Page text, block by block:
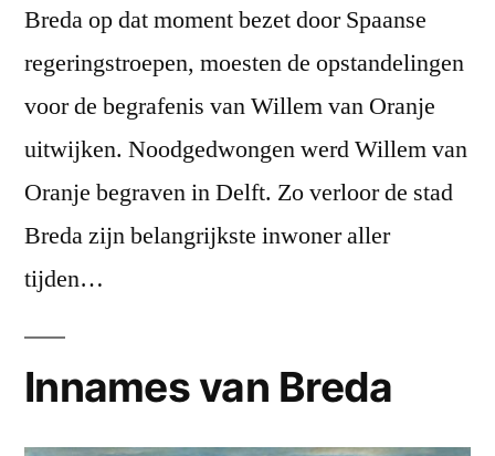
Breda op dat moment bezet door Spaanse
regeringstroepen, moesten de opstandelingen
voor de begrafenis van Willem van Oranje
uitwijken. Noodgedwongen werd Willem van
Oranje begraven in Delft. Zo verloor de stad
Breda zijn belangrijkste inwoner aller
tijden…
Innames van Breda